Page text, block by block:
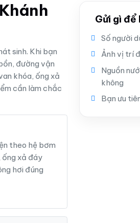
sinh. Khi bạn
đường vận
khóa, ống xả
cần làm chắc
theo hệ bơm
ống xả đáy
hơi đúng
Gửi gì để
Số người
Ảnh vị trí
Nguồn
không
Bạn ưu